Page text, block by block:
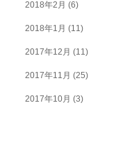
2018年2月 (6)
2018年1月 (11)
2017年12月 (11)
2017年11月 (25)
2017年10月 (3)